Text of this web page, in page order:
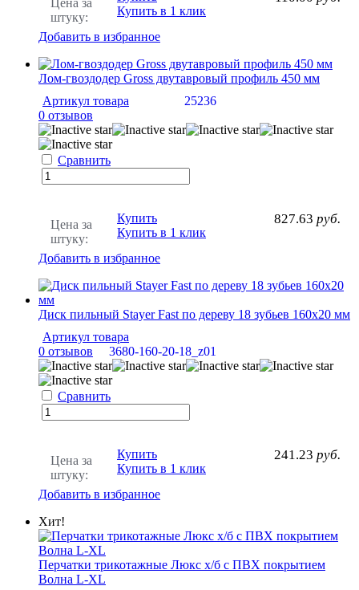
штуку:
Купить в 1 клик
Добавить в избранное
Лом-гвоздодер Gross двутавровый профиль 450 мм
Артикул товара
25236
0 отзывов
Сравнить
Цена за
штуку:
827.63 руб.
Купить
Купить в 1 клик
Добавить в избранное
Диск пильный Stayer Fast по дереву 18 зубьев 160х20 мм
Артикул товара
3680-160-20-18_z01
0 отзывов
Сравнить
Цена за
штуку:
241.23 руб.
Купить
Купить в 1 клик
Добавить в избранное
Хит!
Перчатки трикотажные Люкс х/б с ПВХ покрытием
Волна L-XL